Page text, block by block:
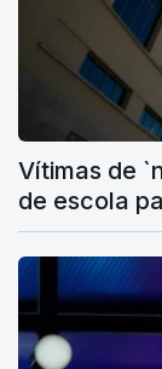
Vítimas de
de escola